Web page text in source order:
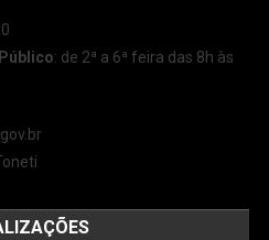
: de 2ª a 6ª feira das 8h às